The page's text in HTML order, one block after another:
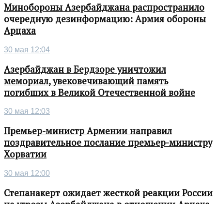
Минобороны Азербайджана распространило
очередную дезинформацию: Армия обороны
Арцаха
30 мая 12:04
Азербайджан в Бердзоре уничтожил
мемориал, увековечивающий память
погибших в Великой Отечественной войне
30 мая 12:03
Премьер-министр Армении направил
поздравительное послание премьер-министру
Хорватии
30 мая 12:00
Степанакерт ожидает жесткой реакции России